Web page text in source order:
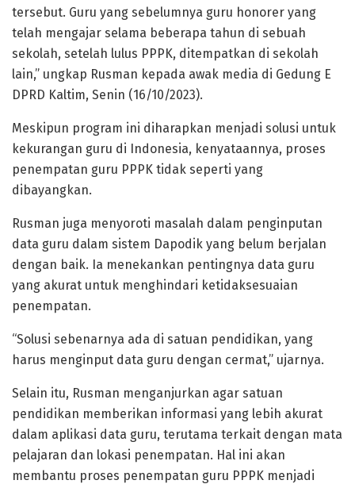
tersebut. Guru yang sebelumnya guru honorer yang
telah mengajar selama beberapa tahun di sebuah
sekolah, setelah lulus PPPK, ditempatkan di sekolah
lain,” ungkap Rusman kepada awak media di Gedung E
DPRD Kaltim, Senin (16/10/2023).
Meskipun program ini diharapkan menjadi solusi untuk
kekurangan guru di Indonesia, kenyataannya, proses
penempatan guru PPPK tidak seperti yang
dibayangkan.
Rusman juga menyoroti masalah dalam penginputan
data guru dalam sistem Dapodik yang belum berjalan
dengan baik. Ia menekankan pentingnya data guru
yang akurat untuk menghindari ketidaksesuaian
penempatan.
“Solusi sebenarnya ada di satuan pendidikan, yang
harus menginput data guru dengan cermat,” ujarnya.
Selain itu, Rusman menganjurkan agar satuan
pendidikan memberikan informasi yang lebih akurat
dalam aplikasi data guru, terutama terkait dengan mata
pelajaran dan lokasi penempatan. Hal ini akan
membantu proses penempatan guru PPPK menjadi